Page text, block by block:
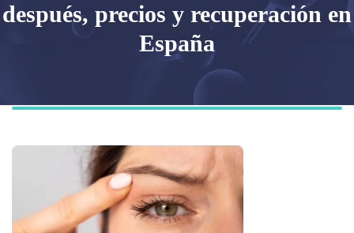
después, precios y recuperación en
España